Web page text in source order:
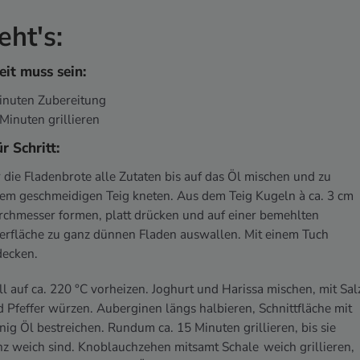
muss sein:
Zubereitung
grillieren
Schritt:
die Fladenbrote alle Zutaten bis auf das Öl mischen und zu
geschmeidigen Teig kneten. Aus dem Teig Kugeln à ca. 3 cm
formen, platt drücken und auf einer bemehlten
zu ganz dünnen Fladen auswallen. Mit einem Tuch
auf ca. 220 °C vorheizen. Joghurt und Harissa mischen, mit
Pfeffer würzen. Auberginen längs halbieren, Schnittfläche mit
Öl bestreichen. Rundum ca. 15 Minuten grillieren, bis sie
weich sind. Knoblauchzehen mitsamt Schale weich grillieren,